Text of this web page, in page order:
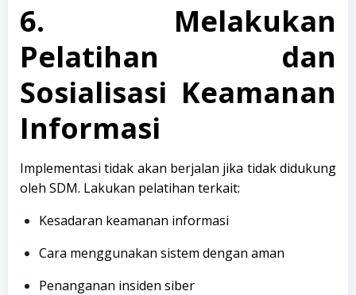
6. Melakukan
Pelatihan dan
Sosialisasi Keamanan
Informasi
Implementasi tidak akan berjalan jika tidak didukung
oleh SDM. Lakukan pelatihan terkait:
Kesadaran keamanan informasi
Cara menggunakan sistem dengan aman
Penanganan insiden siber